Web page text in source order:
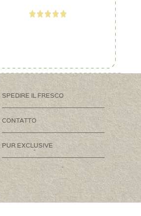
SPEDIRE IL FRESCO
CONTATTO
PUR EXCLUSIVE